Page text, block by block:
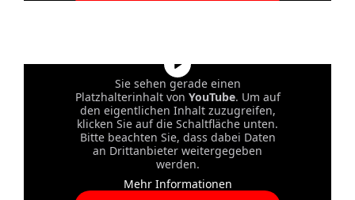
Sie sehen gerade einen
Platzhalterinhalt von YouTube. Um auf
den eigentlichen Inhalt zuzugreifen,
klicken Sie auf die Schaltfläche unten.
Bitte beachten Sie, dass dabei Daten
an Drittanbieter weitergegeben
werden.
Mehr Informationen